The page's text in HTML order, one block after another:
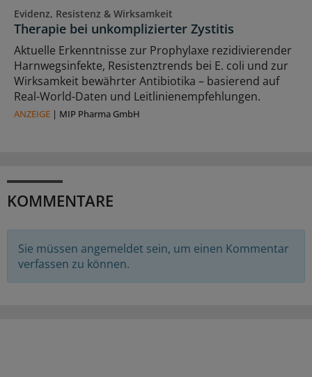
Evidenz, Resistenz & Wirksamkeit
Therapie bei unkomplizierter Zystitis
Aktuelle Erkenntnisse zur Prophylaxe rezidivierender
Harnwegsinfekte, Resistenztrends bei E. coli und zur
Wirksamkeit bewährter Antibiotika – basierend auf
Real-World-Daten und Leitlinienempfehlungen.
ANZEIGE | MIP Pharma GmbH
KOMMENTARE
Sie müssen angemeldet sein, um einen Kommentar
verfassen zu können.